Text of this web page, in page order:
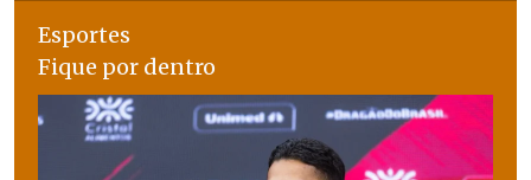
Esportes
Fique por dentro